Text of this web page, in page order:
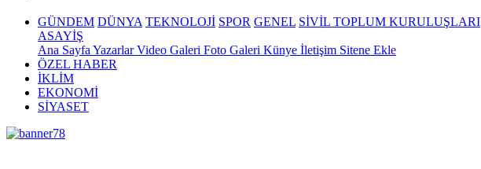
GÜNDEM DÜNYA TEKNOLOJİ SPOR GENEL SİVİL TOPLUM KURULUŞLARI
ASAYİŞ
Ana Sayfa YazarlarVideo Galeri Foto Galeri Künye İletişim Sitene Ekle
ÖZEL HABER
İKLİM
EKONOMİ
SİYASET